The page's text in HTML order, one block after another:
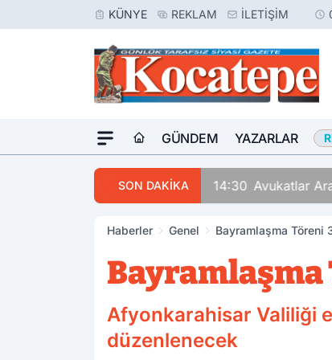
KÜNYE REKLAM İLETIŞIM
GÜNDEM YAZARLAR
SON DAKİKA 14:30 Avukatlar
Haberler Genel Bayramlaşma Töreni
Afyonkarahisar Valiliği
düzenlenecek